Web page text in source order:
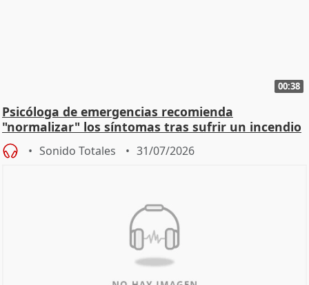
00:38
Psicóloga de emergencias recomienda
"normalizar" los síntomas tras sufrir un incendio
Sonido Totales 31/07/2026